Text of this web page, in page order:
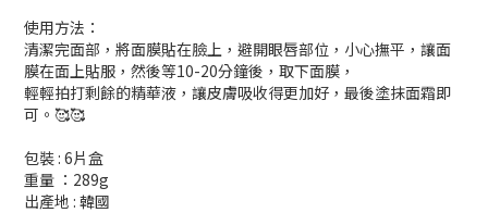
使用方法：
清潔完面部，將面膜貼在臉上，避開眼唇部位，小心撫平，讓面
膜在面上貼服，然後等10-20分鐘後，取下面膜，
輕輕拍打剩餘的精華液，讓皮膚吸收得更加好，最後塗抹面霜即
可。🥰🥰
包裝 : 6片盒
重量 ：289g
出產地 : 韓國